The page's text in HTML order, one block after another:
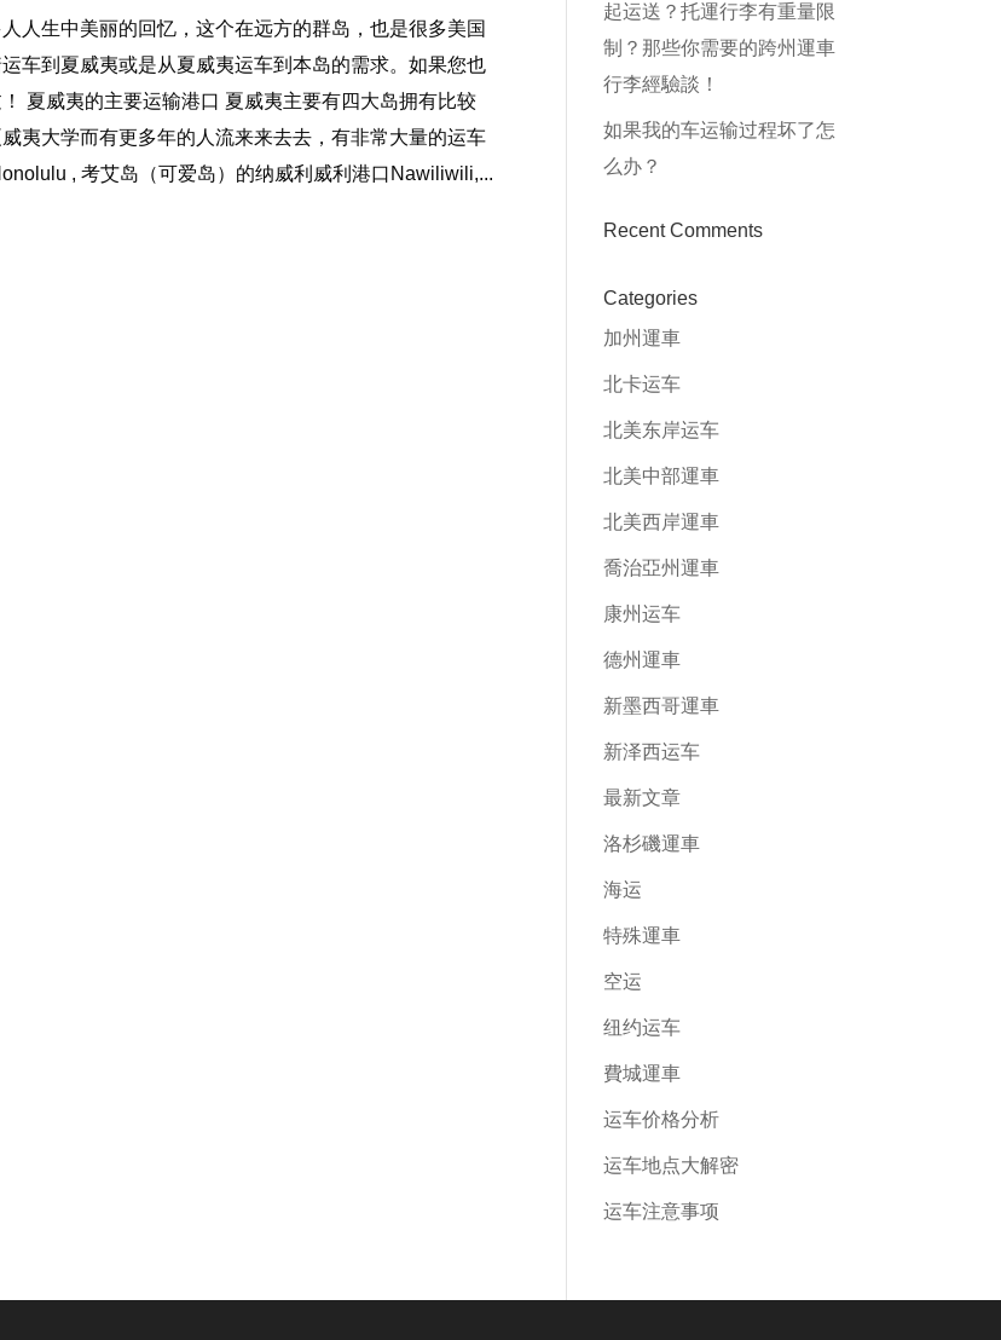
人生中美丽的回忆，这个在远方的群岛，也是很多美国
车到夏威夷或是从夏威夷运车到本岛的需求。如果您也
夏威夷的主要运输港口 夏威夷主要有四大岛拥有比较
夷大学而有更多年的人流来来去去，有非常大量的运车
, 考艾岛（可爱岛）的纳威利威利港口Nawiliwili,...
起运送？托運行李有重量限
制？那些你需要的跨州運車
行李經驗談！
如果我的车运输过程坏了怎
么办？
Recent Comments
Categories
加州運車
北卡运车
北美东岸运车
北美中部運車
北美西岸運車
喬治亞州運車
康州运车
德州運車
新墨西哥運車
新泽西运车
最新文章
洛杉磯運車
海运
特殊運車
空运
纽约运车
費城運車
运车价格分析
运车地点大解密
运车注意事项